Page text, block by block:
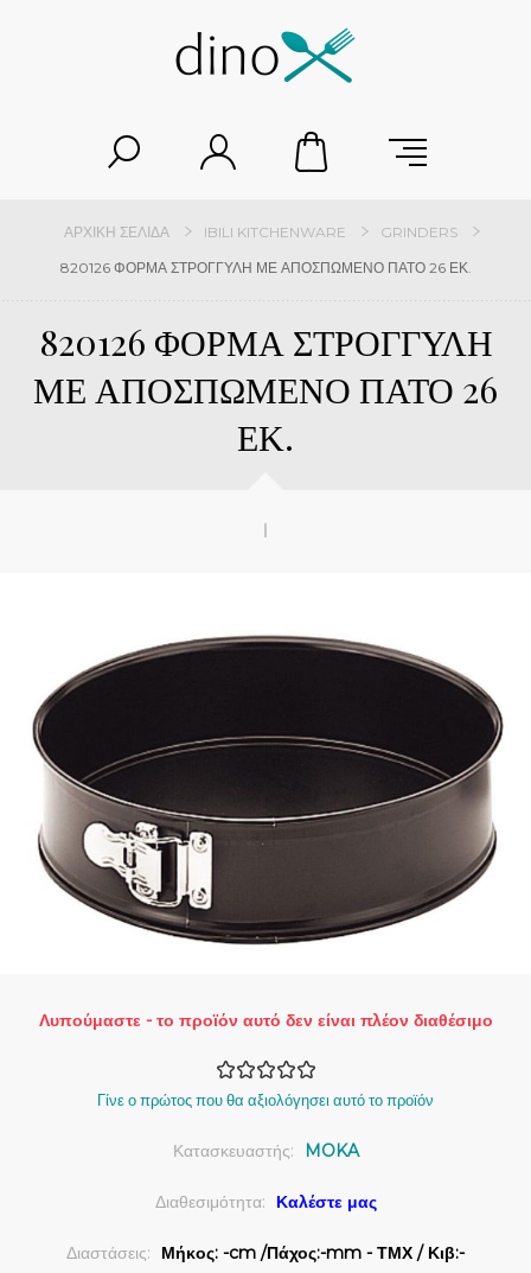
ΑΡΧΙΚΉ ΣΕΛΊΔΑ IBILI KITCHENWARE
GRINDERS
820126 ΦΟΡΜΑ ΣΤΡΟΓΓΥΛΗ ΜΕ ΑΠΟΣΠΩΜΕΝΟ ΠΑΤΟ 26 ΕΚ.
820126 ΦΟΡΜΑ ΣΤΡΟΓΓΥΛΗ
ΜΕ ΑΠΟΣΠΩΜΕΝΟ ΠΑΤΟ 26
ΕΚ.
Λυπούμαστε - το προϊόν αυτό δεν είναι πλέον διαθέσιμο
Γίνε ο πρώτος που θα αξιολόγησει αυτό το προϊόν
Κατασκευαστής: MOKA
Διαθεσιμότητα: Καλέστε μας
Διαστάσεις:
Μήκος: -cm /Πάχος:-mm - ΤΜΧ / Κιβ:-